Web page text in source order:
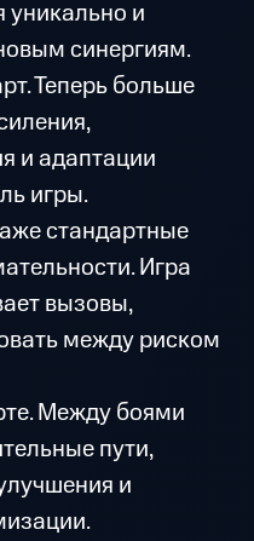
уникально и
синергиям.
Теперь больше
и адаптации
игры.
стандартные
Игра
вызовы,
между риском
Между боями
пути,
и